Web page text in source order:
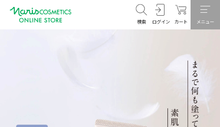
検索 ログイン カート メニュー